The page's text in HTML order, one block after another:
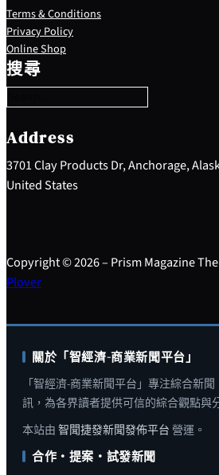
Terms & Conditions
Privacy Policy
Online Shop
搜尋
S
e
a
c
h
Address
3701 Clay Products Dr, Anchorage,
United States
Copyright © 2026 – Prism Magazine
Plover
關於「智經濟-商業新聞平台」
「智經濟-商業新聞平台」專注綜合新
訊，為各界讀者提供可信的綜合觀點與
本站由 智聞捷發新聞發佈平台 營運。
合作・提案・試發新聞